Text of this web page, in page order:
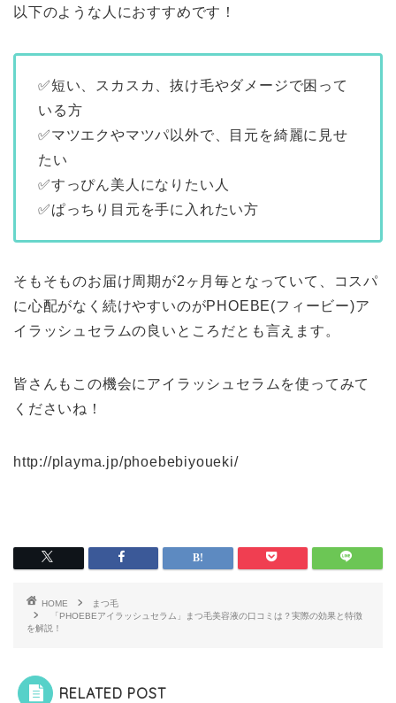
以下のような人におすすめです！
✅短い、スカスカ、抜け毛やダメージで困って
いる方
✅マツエクやマツパ以外で、目元を綺麗に見せ
たい
✅すっぴん美人になりたい人
✅ぱっちり目元を手に入れたい方
そもそものお届け周期が2ヶ月毎となっていて、コスパ
に心配がなく続けやすいのがPHOEBE(フィービー)ア
イラッシュセラムの良いところだとも言えます。
皆さんもこの機会にアイラッシュセラムを使ってみて
くださいね！
http://playma.jp/phoebebiyoueki/
HOME
まつ毛
「PHOEBEアイラッシュセラム」まつ毛美容液の口コミは？実際の効果と特徴
を解説！
RELATED POST